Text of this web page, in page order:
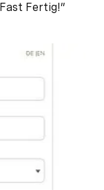
Fertig!”